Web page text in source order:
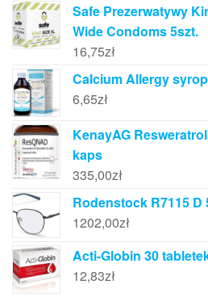
Safe Prezerwatywy
Wide Condoms 5szt.
16,75zł
Calcium Allergy
6,65zł
KenayAG
kaps
335,00zł
Rodenstock R7115 D
1202,00zł
Acti-Globin 30
12,83zł